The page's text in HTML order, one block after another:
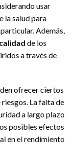
usar
la salud para
Además,
de los
a través de
ofrecer ciertos
La falta de
a largo plazo
posibles efectos
en el rendimiento